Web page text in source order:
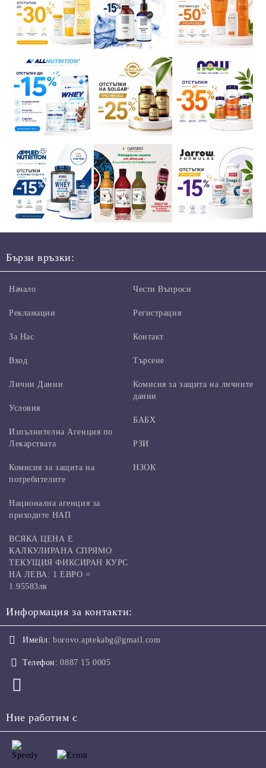
Бързи връзки:
Начало
Рекламации
За Нас
Вход
Чести Въпроси
Регистрация
Контакт
Търсене
Лични Данни
Условия
Изпълнителна Агенция по
Лекарствата
Комисия за защита на
потребителите
Комисия за защита на личните
данни
БАБХ
РЗИ
НЗОК
Национална агенция за
приходите НАП
ВСЯКА ЦЕНА Е
КАЛКУЛИРАНА СПРЯМО
ТЕКУЩИЯ ФИКСИРАН КУРС
НА ЛЕВА: 1 ЕВРО =
1.95583лв
Информация за контакти:
Имейл: borovo.aptekabg@gmail.com
Телефон: 0887 15 0005
Ние работим с